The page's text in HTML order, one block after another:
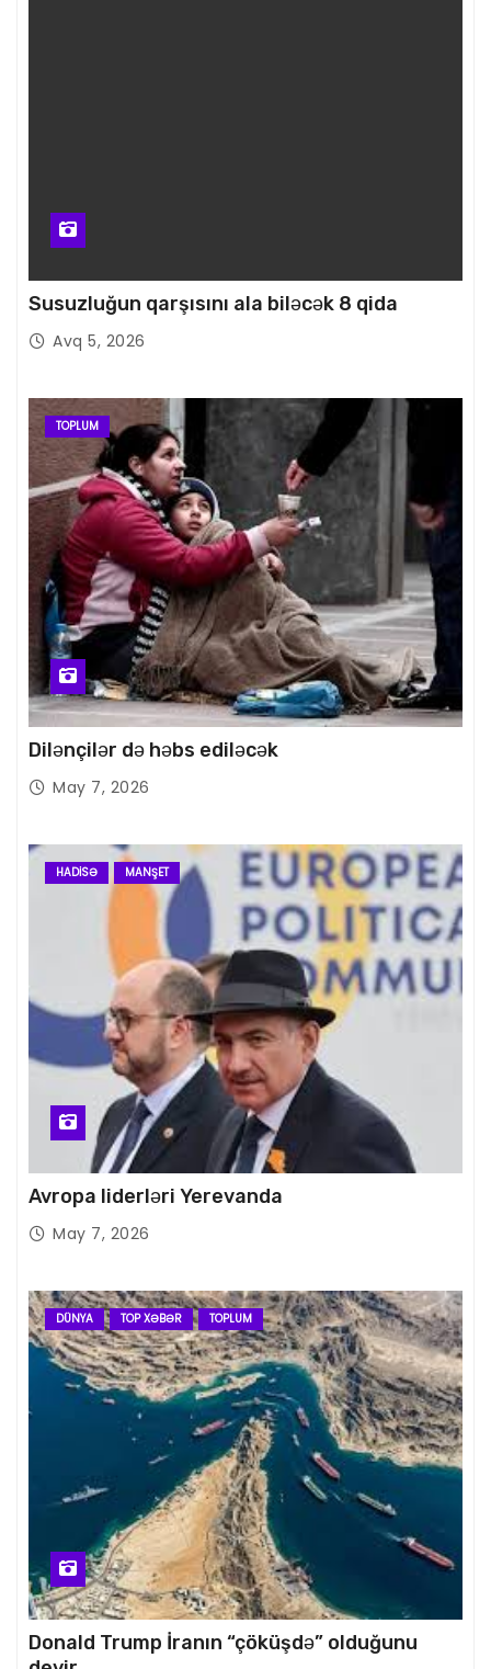
Susuzluğun qarşısını ala biləcək 8 qida
Avq 5, 2026
TOPLUM
Dilənçilər də həbs ediləcək
May 7, 2026
HADISƏ MANŞET
Avropa liderləri Yerevanda
May 7, 2026
DÜNYA TOP XƏBƏR TOPLUM
Donald Trump İranın “çöküşdə” olduğunu